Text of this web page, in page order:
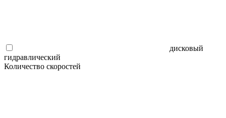
дисковый
гидравлический
Количество скоростей